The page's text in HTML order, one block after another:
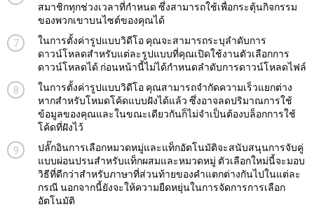
สมาชิกทุกช่วงเวลาที่กำหนด ซึ่งสามารถใช้เพื่อกระตุ้นกิจกรรม
ของพวกเขาบนไซต์ของคุณได้
ในการตั้งค่ารูปแบบวิดีโอ คุณจะสามารถระบุลำดับการ
ดาวน์โหลดสำหรับแต่ละรูปแบบที่คุณเปิดใช้งานตัวเลือกการ
ดาวน์โหลดได้ ก่อนหน้านี้ไม่ได้กำหนดลำดับการดาวน์โหลดไฟล์
ในการตั้งค่ารูปแบบวิดีโอ คุณสามารถจำกัดความเร็วแยกต่าง
หากสำหรับโหมดโค้ดแบบฝังได้แล้ว ซึ่งอาจลดปริมาณการใช้
ข้อมูลของคุณและในขณะเดียวกันก็ไม่จำเป็นต้องบล็อกการใช้
โค้ดที่ฝังไว้
ปลั๊กอินการเลือกหมวดหมู่และแท็กอัตโนมัติจะสนับสนุนการจับคู่
แบบผ่อนปรนสำหรับแท็กผสมและหมวดหมู่ ตัวเลือกใหม่นี้จะมอบ
วิธีที่ดีกว่าสำหรับภาษาที่ส่วนท้ายของคำแตกต่างกันไปในแต่ละ
กรณี นอกจากนี้ยังจะให้ความยืดหยุ่นในการจัดการการเลือก
อัตโนมัติ